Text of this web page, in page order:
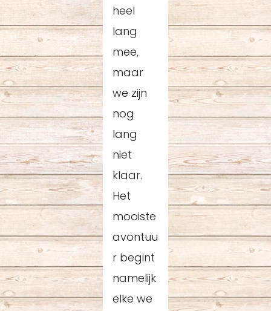
heel
lang
mee,
maar
we zijn
nog
lang
niet
klaar.
Het
mooiste
avontuu
r begint
namelijk
elke we